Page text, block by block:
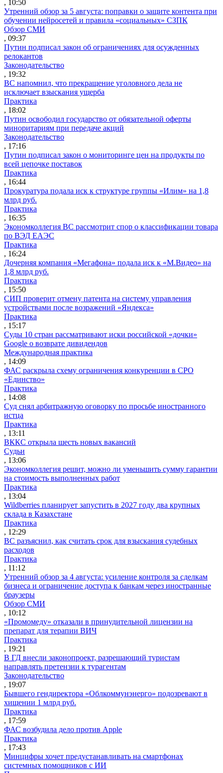
, 10:50
Утренний обзор за 5 августа: поправки о защите контента при
обучении нейросетей и правила «социальных» СЗПК
Обзор СМИ
, 09:37
Путин подписал закон об ограничениях для осужденных
релокантов
Законодательство
, 19:32
ВС напомнил, что прекращение уголовного дела не
исключает взыскания ущерба
Практика
, 18:02
Путин освободил государство от обязательной оферты
миноритариям при передаче акций
Законодательство
, 17:16
Путин подписал закон о мониторинге цен на продукты по
всей цепочке поставок
Практика
, 16:44
Прокуратура подала иск к структуре группы «Илим» на 1,8
млрд руб.
Практика
, 16:35
Экономколлегия ВС рассмотрит спор о классификации товара
по ВЭД ЕАЭС
Практика
, 16:24
Дочерняя компания «Мегафона» подала иск к «М.Видео» на
1,8 млрд руб.
Практика
, 15:50
СИП проверит отмену патента на систему управления
устройствами после возражений «Яндекса»
Практика
, 15:17
Суды 10 стран рассматривают иски российской «дочки»
Google о возврате дивидендов
Международная практика
, 14:09
ФАС раскрыла схему ограничения конкуренции в СРО
«Единство»
Практика
, 14:08
Суд снял арбитражную оговорку по просьбе иностранного
истца
Практика
, 13:11
ВККС открыла шесть новых вакансий
Судьи
, 13:06
Экономколлегия решит, можно ли уменьшить сумму гарантии
на стоимость выполненных работ
Практика
, 13:04
Wildberries планирует запустить в 2027 году два крупных
склада в Казахстане
Практика
, 12:29
ВС разъяснил, как считать срок для взыскания судебных
расходов
Практика
, 11:12
Утренний обзор за 4 августа: усиление контроля за сделкам
бизнеса и ограничение доступа к банкам через иностранные
браузеры
Обзор СМИ
, 10:12
«Промомеду» отказали в принудительной лицензии на
препарат для терапии ВИЧ
Практика
, 19:21
В ГД внесли законопроект, разрешающий туристам
направлять претензии к турагентам
Законодательство
, 19:07
Бывшего гендиректора «Облкоммунэнерго» подозревают в
хищении 1 млрд руб.
Практика
, 17:59
ФАС возбудила дело против Apple
Практика
, 17:43
Минцифры хочет предустанавливать на смартфонах
системных помощников с ИИ